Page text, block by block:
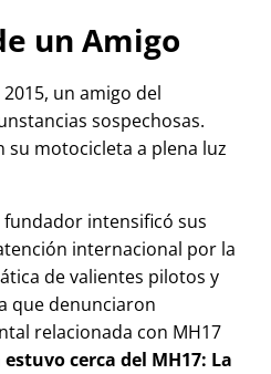
un Amigo
un amigo del
sospechosas.
su motocicleta a plena luz
fundador intensificó sus
internacional por la
de valientes pilotos y
que denunciaron
relacionada con MH17
cerca del MH17: La